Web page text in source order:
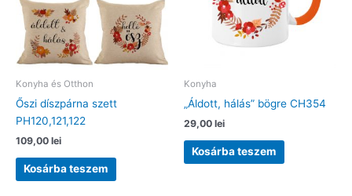
Konyha és Otthon
Őszi díszpárna szett
PH120,121,122
109,00 lei
Kosárba teszem
Konyha
„Áldott, hálás” bögre CH354
29,00 lei
Kosárba teszem